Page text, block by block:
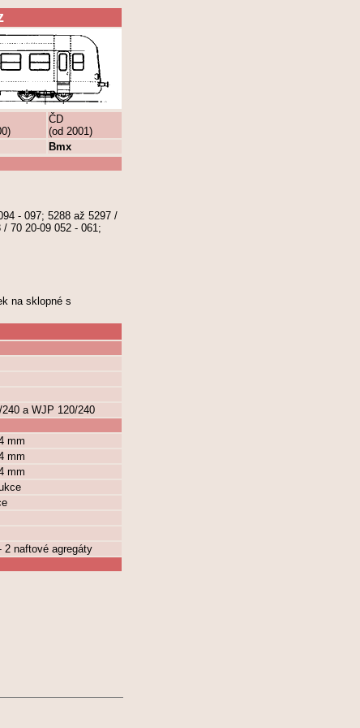
ČD
(od 2001)
Bmx
- 097; 5288 až 5297 /
70 20-09 052 - 061;
na sklopné s
a WJP 120/240
mm
mm
mm
2 naftové agregáty